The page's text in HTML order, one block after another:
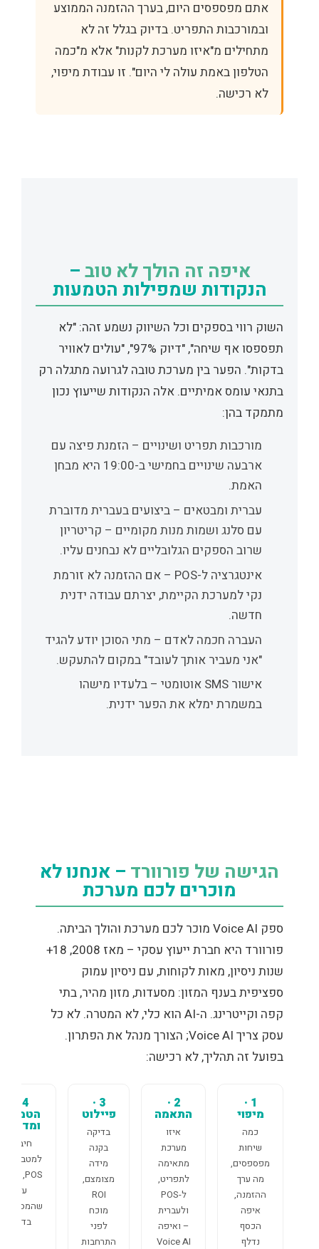
אתם מפספסים היום, בערך ההזמנה הממוצע
ובמורכבות התפריט. בדיוק בגלל זה לא
מתחילים מ"איזו מערכת לקנות" אלא מ"כמה
הטלפון באמת עולה לי היום". זו עבודת מיפוי,
לא רכישה.
איפה זה הולך לא טוב–
הנקודות שמפילות הטמעות
השוק רווי בספקים וכל השיווק נשמע זהה: "לא
תפספסו אף שיחה", "דיוק 97%", "עולים לאוויר
בדקות". הפער בין מערכת טובה לגרועה מתגלה רק
בתנאי עומס אמיתיים. אלה הנקודות שייעוץ נכון
מתמקד בהן:
מורכבות תפריט ושינויים – הזמנת פיצה עם
ארבעה שינויים בחמישי ב-19:00 היא מבחן
האמת.
עברית ומבטאים – ביצועים בעברית מדוברת
עם סלנג ושמות מנות מקומיים – קריטריון
שרוב הספקים הגלובליים לא נבחנים עליו.
אינטגרציה ל-POS
– אם ההזמנה לא זורמת
נקי למערכת הקיימת, יצרתם עבודה ידנית
חדשה.
העברה חכמה לאדם – מתי הסוכן יודע להגיד
"אני מעביר אותך לעובד" במקום להתעקש.
אישור SMS אוטומטי
– בלעדיו מישהו
במשמרת ימלא את הפער ידנית.
הגישה של פורוורד – אנחנו לא
מוכרים לכם מערכת
ספק Voice AI מוכר לכם מערכת והולך הביתה.
פורוורד היא חברת ייעוץ עסקי – מאז 2008, 18+
שנות ניסיון, מאות לקוחות, עם ניסיון עמוק
ספציפית בענף המזון: מסעדות, מזון מהיר, בתי
קפה וקייטרינג. ה-AI הוא כלי, לא המטרה. לא כל
עסק צריך Voice AI; הצורך מנהל את הפתרון.
בפועל זה תהליך, לא רכישה:
1 ·
מיפוי
כמה
שיחות
מפספסים,
מה ערך
ההזמנה,
איפה
הכסף
נדלף
2 ·
התאמה
איזו
מערכת
מתאימה
לתפריט,
ל-POS
ולעברית
– ואיפה
Voice AI
3 ·
פיילוט
בדיקה
בקנה
מידה
מצומצם,
ROI
מוכח
לפני
התרחבות
הטמעה
ומדידה
חיבור
למטבח ול-
POS, וליווי
עד
שהמספרים
בדוח